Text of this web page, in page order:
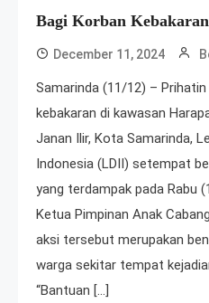
Bagi Korban Kebakaran
December 11, 2024
Samarinda (11/12) –
kebakaran di kawasan
Janan Ilir, Kota Samarinda,
Indonesia (LDII) setempat
yang terdampak pada Rabu
Ketua Pimpinan Anak
aksi tersebut merupakan
warga sekitar tempat
“Bantuan […]